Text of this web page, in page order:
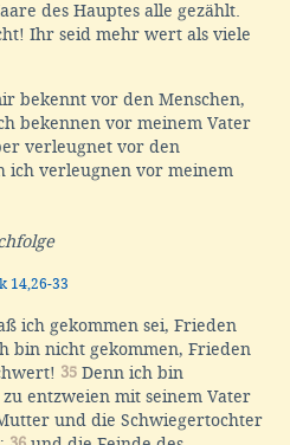
des Hauptes alle gezählt.
Ihr seid mehr wert als viele
bekennt vor den Menschen,
bekennen vor meinem Vater
verleugnet vor den
ich verleugnen vor meinem
14,26-33
ich gekommen sei, Frieden
bin nicht gekommen, Frieden
35 Denn ich bin
entzweien mit seinem Vater
und die Schwiegertochter